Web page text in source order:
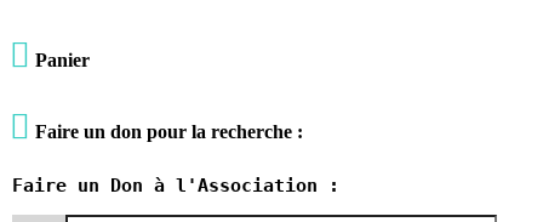
 Panier
 Faire un don pour la recherche :
Faire un Don à l'Association :